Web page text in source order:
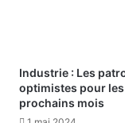
Industrie : Les
optimistes pour
prochains mois